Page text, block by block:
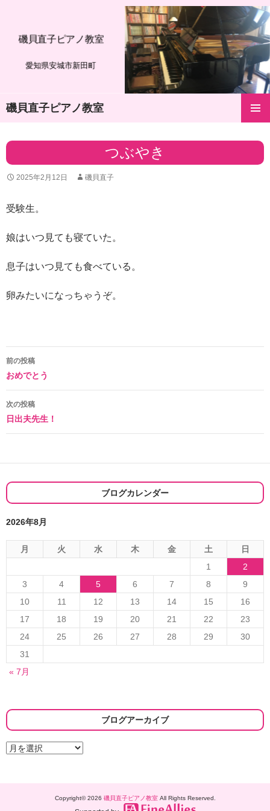
愛知県安城市新田町
磯貝直子ピアノ教室
磯貝直子ピアノ教室
テ
へ
キ
プ
つぶやき
2025年2月12日 磯貝直子
受験生。
娘はいつ見ても寝ていた。
息子はいつ見ても食べている。
卵みたいになっちゃうぞ。
投
稿
ナ
ビ
ー
シ
ョ
ン
前の投稿
おめでとう
次の投稿
日出夫先生！
ブログカレンダー
2026年8月
月 火 水 木 金 土
日
1
2
3
4 5 6 7 8
9
10
11 12 13 14 15
16
17
18 19 20 21 22
23
24
25 26 27 28 29
30
31
« 7月
ブログアーカイブ
ブ
ロ
Copyright© 2026 磯貝直子ピアノ教室All Rights Reserved.